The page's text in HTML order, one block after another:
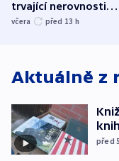
trvající nerovnosti i
společenskou
včera před 13 h
Aktuálně z
před